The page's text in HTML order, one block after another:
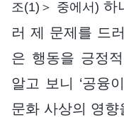
조(1)＞ 중에서) 하
러 제 문제를 드
은 행동을 긍정
알고 보니 ‘공융
문화 사상의 영